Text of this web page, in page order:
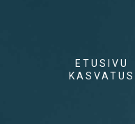
ETUSIVU
KASVATUS